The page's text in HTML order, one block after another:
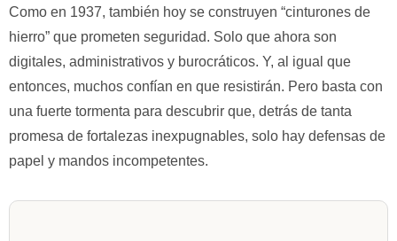
Como en 1937, también hoy se construyen “cinturones de
hierro” que prometen seguridad. Solo que ahora son
digitales, administrativos y burocráticos. Y, al igual que
entonces, muchos confían en que resistirán. Pero basta con
una fuerte tormenta para descubrir que, detrás de tanta
promesa de fortalezas inexpugnables, solo hay defensas de
papel y mandos incompetentes.